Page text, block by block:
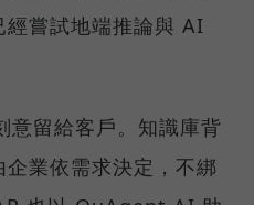
嘗試地端推論與 AI
意留給客戶。知識庫背
業依需求決定，不綁